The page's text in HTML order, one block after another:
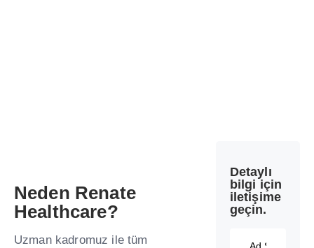
Neden Renate
Healthcare?
Uzman kadromuz ile tüm
Detaylı
bilgi için
iletişime
geçin.